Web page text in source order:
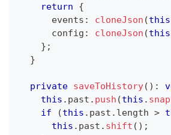
return
{
      events
: cloneJson (this
      config
: cloneJson (this
} ;
}
private saveToHistory( ) :
this . past . push (this .
if
(this . past . length >
this . past . shift ( ) ;